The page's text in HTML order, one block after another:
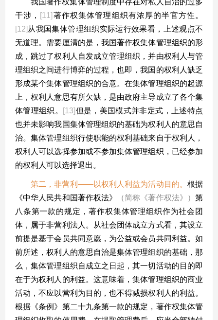
干涉， [11] 著作权集体管理组织有浓厚的半官方性。
[12] 从我国集体管理组织实际运行效果看，上述观点不
无道理。需要厘清的是，我国著作权集体管理组织的形
成，跳过了权利人自发成立管理组织，并由权利人与管
理组织之间进行博弈的过程，也即，我国的权利人缺乏
形成某个集体管理组织的合意。在集体管理组织的起源
上，权利人意思有所欠缺，是由政府主导成立了各个集
体管理组织。
[13]但是，美国模式并非定式，上述特点
也并未影响我国集体管理组织的基础为权利人的意思自
治。集体管理组织行使职能的权利基础来自于权利人，
权利人可以选择参加或不参加集体管理组织，已经参加
的权利人可以选择退出。
第二，非营利——以权利人利益为活动目的。 根据
《中华人民共和国著作权法》
（简称《著作权法》）第
八条第一款的规定，著作权集体管理组织作为社会团
体，属于非营利法人。从社会团体成立方式看，其设立
前提是基于会员共同意愿，为公益或会员共同利益。如
前所述，权利人的意思自治是集体管理组织的基础，那
么，集体管理组织自成立之日起，其一切活动的目的即
在于为权利人的利益。这意味着，集体管理组织的商业
活动，不应以营利为目的，也不得减损权利人的利益。
根据《条例》第二十九条第一款的规定，著作权集体管